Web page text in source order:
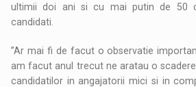
ultimii doi ani si cu mai putin de 50
candidati.
”Ar mai fi de facut o observatie
am facut anul trecut ne aratau o
candidatilor in angajatorii mici si in